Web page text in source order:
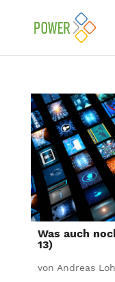
Was auch
13)
von Andreas